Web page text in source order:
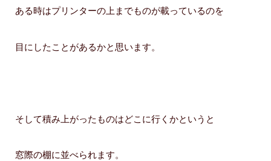
ある時はプリンターの上までものが載っているのを
目にしたことがあるかと思います。
そして積み上がったものはどこに行くかというと
窓際の棚に並べられます。